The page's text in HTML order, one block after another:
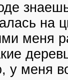
на
меня
у меня